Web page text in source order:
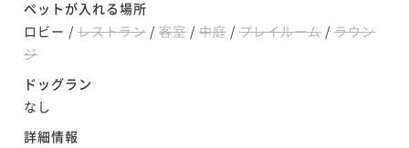
ペットが入れる場所
ロビー / レストラン / 客室 / 中庭 / プレイルーム / ラウン
ジ
ドッグラン
なし
詳細情報